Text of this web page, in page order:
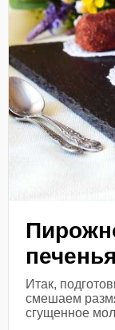
Итак,
смешаем
сгущенное